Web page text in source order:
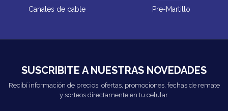
Canales de cable Pre-Martillo
SUSCRIBITE A NUESTRAS NOVEDADES
Recibí información de precios, ofertas, promociones, fechas de remate
y sorteos directamente en tu celular.